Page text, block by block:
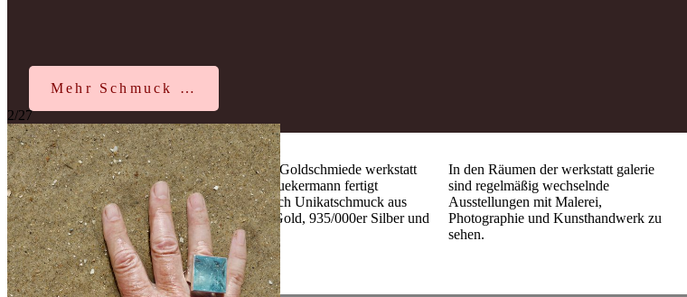
2/27
Mehr Schmuck …
Über 40 Jahre in
der Kölner
Südstadt
Die Kölner Goldschmiede werkstatt
galerie tamuekermann fertigt
ausschließlich Unikatschmuck aus
750/000er Gold, 935/000er Silber und
Edelsteinen.
In den Räumen der werkstatt galerie
sind regelmäßig wechselnde
Ausstellungen mit Malerei,
Photographie und Kunsthandwerk zu
sehen.